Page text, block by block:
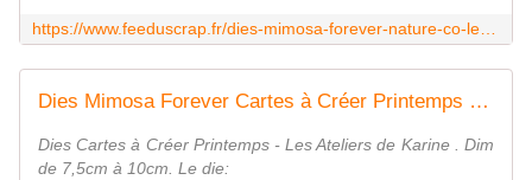
Dies Mimosa Forever Cartes à Créer Printemps - Les Ateliers de Karine
Dies Cartes à Créer Printemps - Les Ateliers de Karine . Dim
de 7,5cm à 10cm. Le die: